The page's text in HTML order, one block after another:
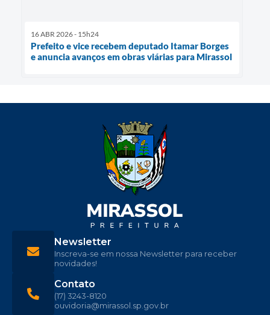
16 ABR 2026 - 15h24
Prefeito e vice recebem deputado Itamar Borges
e anuncia avanços em obras viárias para Mirassol
Contato
(17) 3243-8120
ouvidoria@mirassol.sp.gov.br
Newsletter
Inscreva-se em nossa Newsletter para receber
novidades!